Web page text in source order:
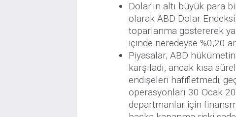
Dolar'ın altı büyük para
olarak ABD Dolar Endeksi
toparlanma göstererek
içinde neredeyse %0,20
Piyasalar, ABD
karşıladı, ancak kısa
endişeleri hafifletmedi;
operasyonları 30 Ocak
departmanlar için